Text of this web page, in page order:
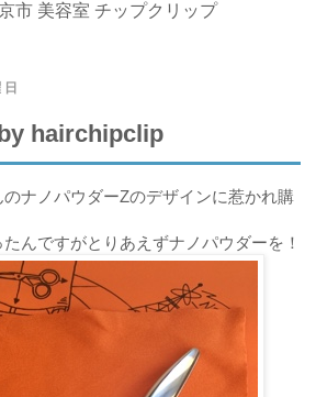
市 美容室 チップクリップ
hairchipclip
ナノパウダーZのデザインに惹かれ購
んですがとりあえずナノパウダーを！